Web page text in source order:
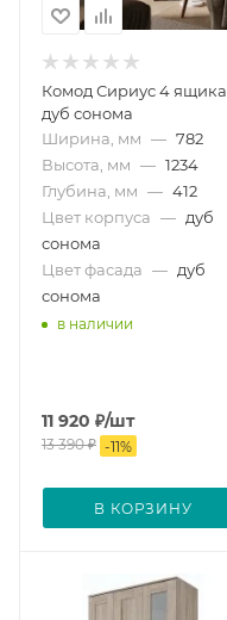
Комод Сириус 4 ящика
дуб сонома
Ширина, мм — 782
Высота, мм — 1234
Глубина, мм — 412
Цвет корпуса — дуб
сонома
Цвет фасада — дуб
сонома
в наличии
11 920 ₽/шт
13 390₽ -11%
В КОРЗИНУ